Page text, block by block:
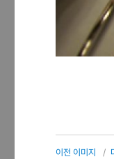
이전 이미지